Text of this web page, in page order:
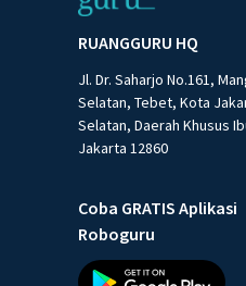
RUANGGURU HQ
Jl. Dr. Saharjo No.161,
Selatan, Tebet, Kota
Selatan, Daerah Khusus
Jakarta 12860
Coba GRATIS Aplikasi
Roboguru